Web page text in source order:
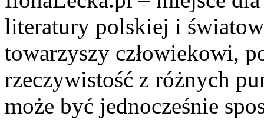
literatury polskiej i
towarzyszy człowiekowi,
rzeczywistość z różnych
może być jednocześnie